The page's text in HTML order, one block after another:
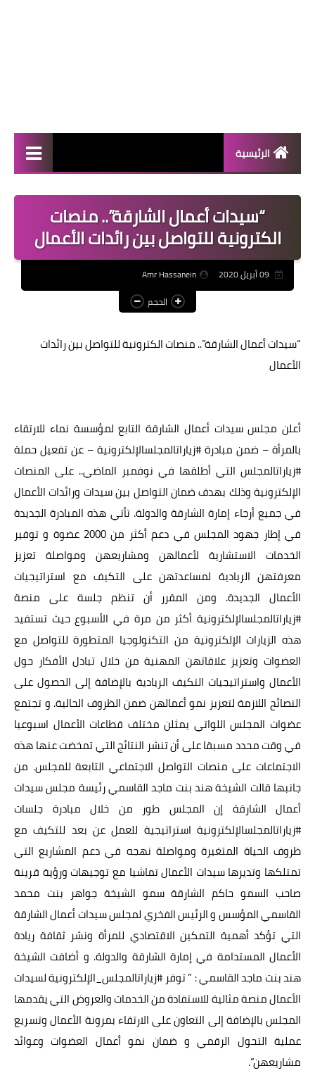
الرئيسية
منوعات
فعاليات
صحة
تكنولوجيا
عالم المرأة
أخبار عربية
أخبار النجوم
أخبار العالم
“سيدات أعمال الشارقة”.. منصات
الكترونية للتواصل بين رائدات الأعمال
Amr Hassanein
الحجم
“سيدات أعمال الشارقة”.. منصات الكترونية للتواصل بين رائدات
الأعمال
أعلن مجلس سيدات أعمال الشارقة التابع لمؤسسة نماء للارتقاء
بالمرأة – ضمن مبادرة #زياراتالمجلسالإلكترونية – عن تفعيل حملة
#زياراتالمجلس التي أطلقها في نوفمبر الماضي.. على المنصات
الإلكترونية وذلك بهدف ضمان التواصل بين سيدات ورائدات الأعمال
في جميع أرجاء إمارة الشارقة والدولة. تأتي هذه المبادرة الجديدة
في إطار جهود المجلس في دعم أكثر من 2000 عضوة و توفير
الخدمات الاستشارية لأعمالهن ومشاريعهن ومواصلة تعزيز
معرفتهن الريادية لمساعدتهن على التكيف مع استراتيجيات
الأعمال الجديدة. ومن المقرر أن تنظم جلسة على منصة
#زياراتالمجلسالإلكترونية أكثر من مرة في الأسبوع حيث تستفيد
هذه الزيارات الإلكترونية من التكنولوجيا المتطورة للتواصل مع
العضوات وتعزيز علاقاتهن المهنية من خلال تبادل الأفكار حول
الأعمال واستراتيجيات التكيف الريادية بالإضافة إلى الحصول على
النصائح اللازمة لتعزيز نمو أعمالهن ضمن الظروف الحالية. و تجتمع
عضوات المجلس اللواتي يمثلن مختلف قطاعات الأعمال اسبوعيا
في وقت محدد مسبقا على أن تنشر النتائج التي تمخضت عنها هذه
الاجتماعات على منصات التواصل الاجتماعي التابعة للمجلس. من
جانبها قالت الشيخة هند بنت ماجد القاسمي رئيسة مجلس سيدات
أعمال الشارقة إن المجلس طور من خلال مبادرة جلسات
#زياراتالمجلسالإلكترونية استراتيجية للعمل عن بعد للتكيف مع
ظروف الحياة المتغيرة ومواصلة نهجه في دعم المشاريع التي
تمتلكها وتديرها سيدات الأعمال تماشيا مع توجيهات ورؤية قرينة
صاحب السمو حاكم الشارقة سمو الشيخة جواهر بنت محمد
القاسمي المؤسس و الرئيس الفخري لمجلس سيدات أعمال الشارقة
التي تؤكد أهمية التمكين الاقتصادي للمرأة ونشر ثقافة ريادة
الأعمال المستدامة في إمارة الشارقة والدولة. و أضافت الشيخة
هند بنت ماجد القاسمي : ” توفر #زياراتالمجلس_الإلكترونية لسيدات
الأعمال منصة مثالية للاستفادة من الخدمات والعروض التي يقدمها
المجلس بالإضافة إلى التعاون على الارتقاء بمرونة الأعمال وتسريع
عملية التحول الرقمي و ضمان نمو أعمال العضوات وعوائد
مشاريعهن”.